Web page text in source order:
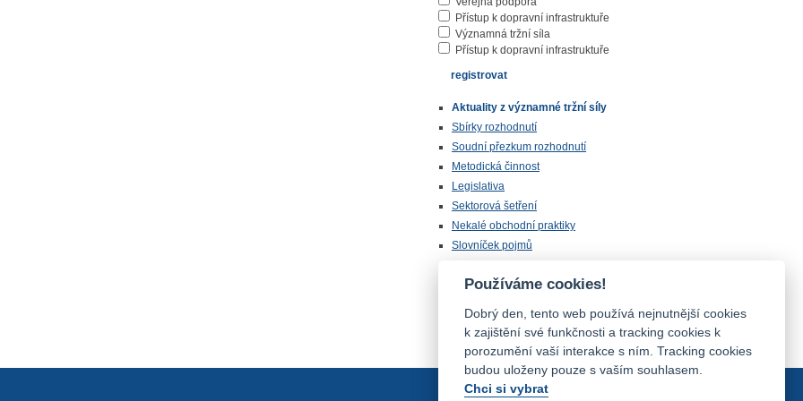
Přístup k dopravní infrastruktuře
Významná tržní síla
Přístup k dopravní infrastruktuře
Aktuality z významné tržní síly
Sbírky rozhodnutí
Soudní přezkum rozhodnutí
Metodická činnost
Legislativa
Sektorová šetření
Nekalé obchodní praktiky
Slovníček pojmů
Podání podnětu, dotazu, žádosti o stanovisko
Používáme cookies!
Dobrý den, tento web používá nejnutnější cookies
k zajištění své funkčnosti a tracking cookies k
porozumění vaší interakce s ním. Tracking cookies
budou uloženy pouze s vaším souhlasem.
Chci si vybrat